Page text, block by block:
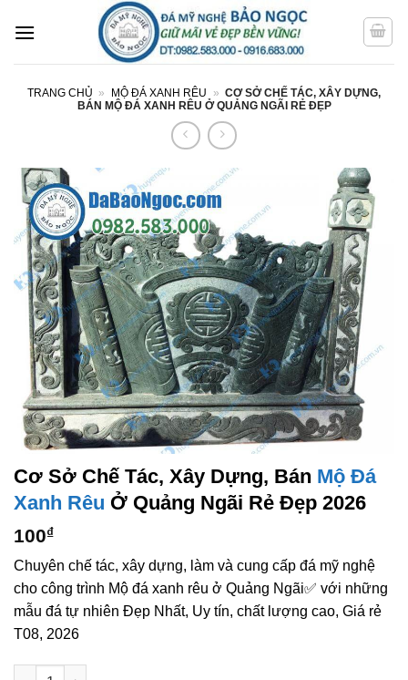
qua
TRANG CHỦ » MỘ ĐÁ XANH RÊU » CƠ SỞ CHẾ TÁC, XÂY DỰNG,
BÁN MỘ ĐÁ XANH RÊU Ở QUẢNG NGÃI RẺ ĐẸP
Cơ Sở Chế Tác, Xây Dựng, Bán Mộ Đá
Xanh Rêu Ở Quảng Ngãi Rẻ Đẹp 2026
100₫
Chuyên chế tác, xây dựng, làm và cung cấp đá mỹ nghệ
cho công trình Mộ đá xanh rêu ở Quảng Ngãi✅ với những
mẫu đá tự nhiên Đẹp Nhất, Uy tín, chất lượng cao, Giá rẻ
T08, 2026
Cơ sở chế tác, xây dựng, bán Mộ đá xanh rêu ở Quảng Ngãi